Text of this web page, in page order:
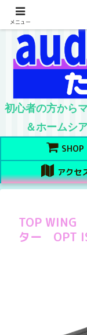
初心者の方から
＆ホームシ
SHOP
アクセ
TOP WING
ター OPT
メニュー